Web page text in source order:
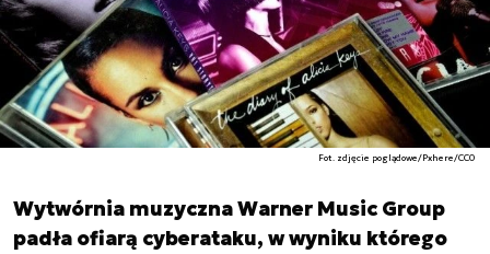
Fot. zdjęcie poglądowe/Pxhere/CC0
Wytwórnia muzyczna Warner Music Group
padła ofiarą cyberataku, w wyniku którego